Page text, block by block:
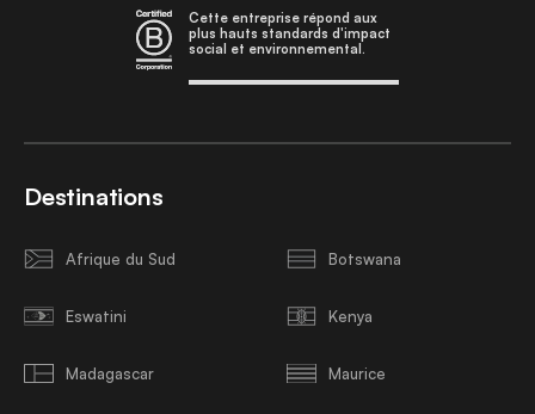
Cette entreprise répond aux
plus hauts standards d'impact
social et environnemental.
Destinations
Afrique du Sud Botswana
Eswatini Kenya
Madagascar Maurice